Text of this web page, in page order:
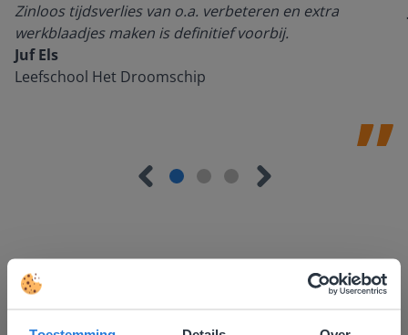
Zinloos tijdsverlies van o.a. verbeteren en extra
werkblaadjes maken is definitief voorbij.
Juf Els
Leefschool Het Droomschip
Ontdek meer!